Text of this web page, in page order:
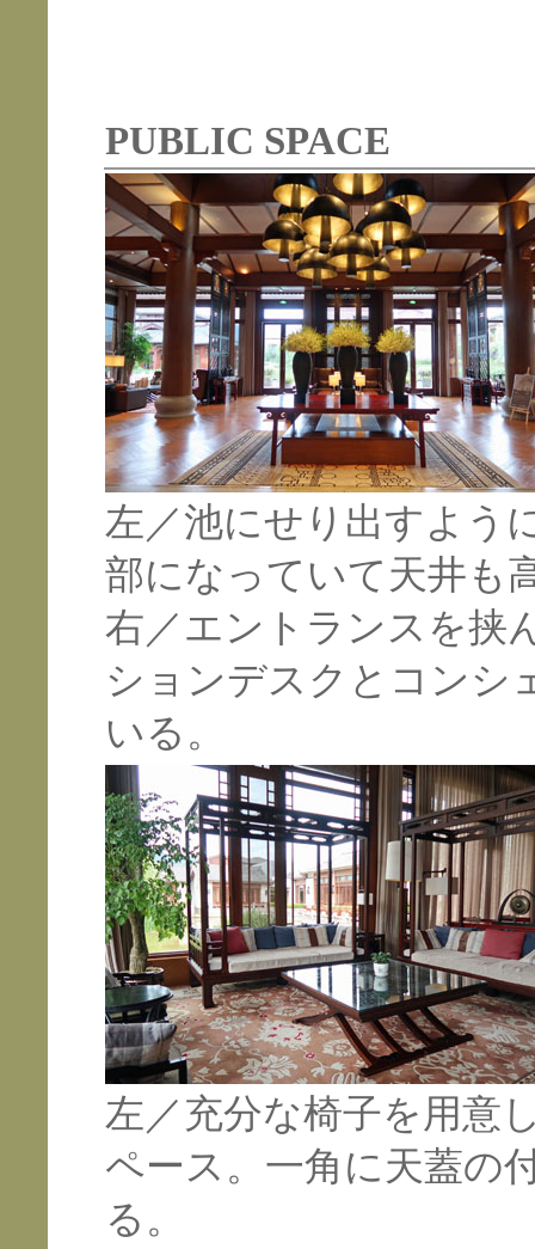
PUBLIC SPACE
左／池にせり出すよう
部になっていて天井も
右／エントランスを挟
ションデスクとコンシ
いる。
左／充分な椅子を用意
ペース。一角に天蓋の
る。